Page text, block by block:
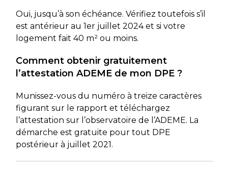
Oui, jusqu’à son échéance. Vérifiez toutefois s’il
est antérieur au 1er juillet 2024 et si votre
logement fait 40 m² ou moins.
Comment obtenir gratuitement
l’attestation ADEME de mon DPE ?
Munissez-vous du numéro à treize caractères
figurant sur le rapport et téléchargez
l’attestation sur l’observatoire de l’ADEME. La
démarche est gratuite pour tout DPE
postérieur à juillet 2021.